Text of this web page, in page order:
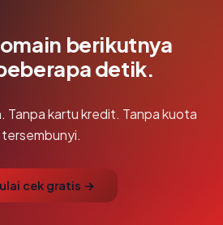
berikutnya
detik.
Tanpa kartu kredit. Tanpa kuota
tersembunyi.
cek gratis →